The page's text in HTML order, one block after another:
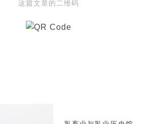
这篇文章的二维码